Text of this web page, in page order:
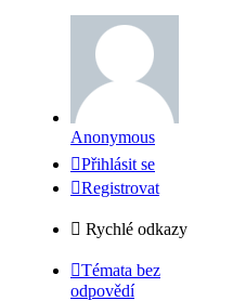
Anonymous
Přihlásit se
Registrovat
Rychlé odkazy
Témata bez
odpovědí